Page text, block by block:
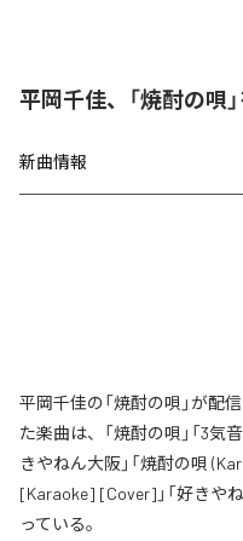
平岡千佳、「焼酎の唄
新曲情報
平岡千佳の「焼酎の唄」が配
た楽曲は、「焼酎の唄」「3気
きやねん大阪」「焼酎の唄
[Karaoke] [Cover]」「好きや
っている。